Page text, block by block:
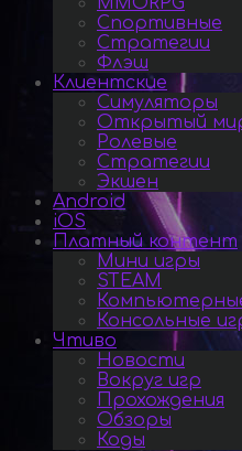
Спортивные
Стратегии
Флэш
Клиентские
Симуляторы
Открытый
Ролевые
Стратегии
Экшен
Android
iOS
Платный контент
Мини игры
STEAM
Консольные
Чтиво
Новости
Вокруг игр
Прохождения
Обзоры
Коды